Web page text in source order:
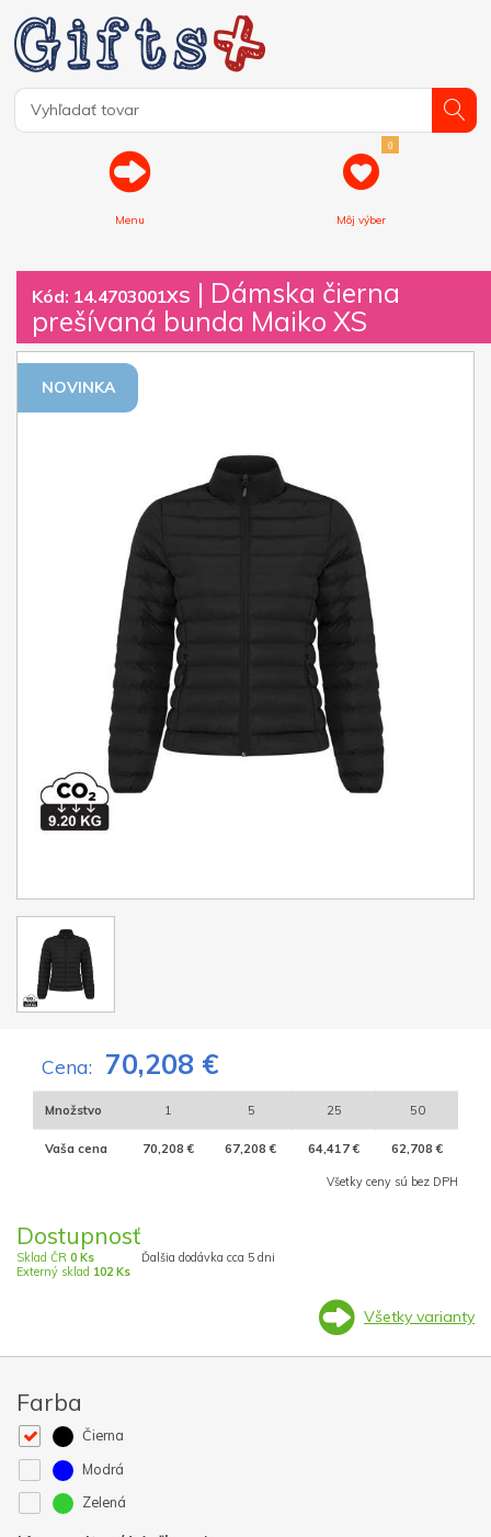
Menu
0
Môj výber
Kód: 14.4703001XS | Dámska čierna
prešívaná bunda Maiko XS
NOVINKA
Cena: 70,208 €
Množstvo 1 5 25 50
Vaša cena 70,208 € 67,208 € 64,417 € 62,708 €
Všetky ceny sú bez DPH
Dostupnosť
Sklad ČR 0 Ks
Externý sklad 102 Ks
Ďalšia dodávka cca 5 dni
Všetky varianty
Farba
Čierna
Modrá
Zelená